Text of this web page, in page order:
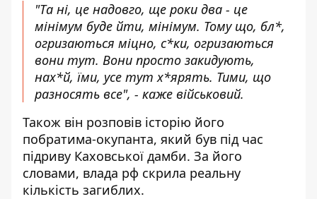
"Та ні, це надовго, ще роки два - це
мінімум буде йти, мінімум. Тому що, бл*,
огризаються міцно, с*ки, огризаються
вони тут. Вони просто закидують,
нах*й, їми, усе тут х*ярять. Тими, що
разносять все", - каже військовий.
Також він розповів історію його
побратима-окупанта, який був під час
підриву Каховської дамби. За його
словами, влада рф скрила реальну
кількість загиблих.